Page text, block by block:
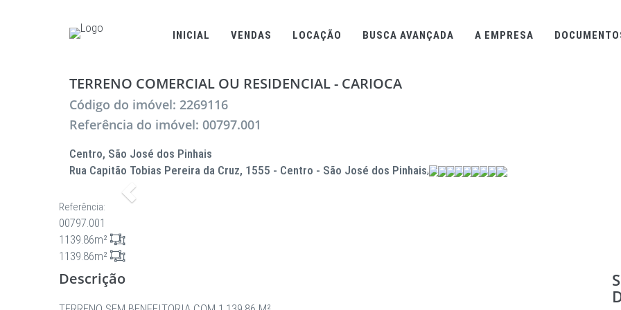
INICIAL VENDAS LOCAÇÃO BUSCA AVANÇADA A EMPRESA
TERRENO COMERCIAL OU RESIDENCIAL - CARIOCA
Código do imóvel: 2269116
Referência do imóvel: 00797.001
Centro, São José dos Pinhais
Rua Capitão Tobias Pereira da Cruz, 1555 - Centro - São José dos Pinhais/PR
Anterior
Referência:
00797.001
1139.86m²
1139.86m²
Descrição